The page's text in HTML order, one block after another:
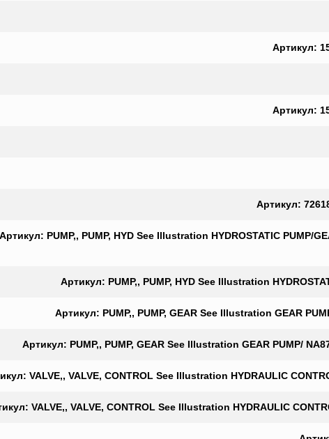
Артикул:
Артикул:
Артикул:
Артикул: PUMP,, PUMP, HYD See Illustration HYDROSTATIC PUMP/
Артикул: PUMP,, PUMP, HYD See Illustration
Артикул: PUMP,, PUMP, GEAR See Illustration GEAR
Артикул: PUMP,, PUMP, GEAR See Illustration GEAR PUMP/
VALVE,, VALVE, CONTROL See Illustration HYDRAULIC
VALVE,, VALVE, CONTROL See Illustration HYDRAULIC